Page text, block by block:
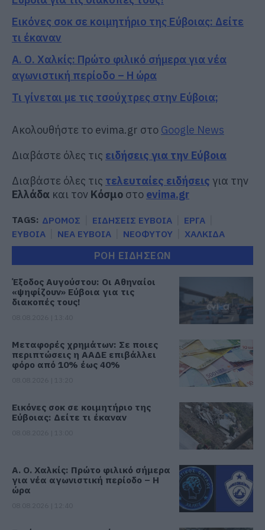
Εικόνες σοκ σε κοιμητήριο της Εύβοιας: Δείτε
τι έκαναν
Α. Ο. Χαλκίς: Πρώτο φιλικό σήμερα για νέα
αγωνιστική περίοδο – Η ώρα
Τι γίνεται με τις τσούχτρες στην Εύβοια;
Ακολουθήστε το evima.gr στο Google News
Διαβάστε όλες τις ειδήσεις για την Εύβοια
Διαβάστε όλες τις τελευταίες ειδήσεις για την
Ελλάδα και τον Κόσμο στο evima.gr
TAGS: ΔΡΟΜΟΣ ΕΙΔΗΣΕΙΣ ΕΥΒΟΙΑ
ΕΡΓΑ
ΕΥΒΟΙΑ
ΝΕΑ ΕΥΒΟΙΑ ΝΕΟΦΥΤΟΥ ΧΑΛΚΙΔΑ
ΡΟΗ ΕΙΔΗΣΕΩΝ
Έξοδος Αυγούστου: Οι Αθηναίοι
«ψηφίζουν» Εύβοια για τις
διακοπές τους!
Μεταφορές χρημάτων: Σε ποιες
περιπτώσεις η ΑΑΔΕ επιβάλλει
φόρο από 10% έως 40%
Εικόνες σοκ σε κοιμητήριο της
Εύβοιας: Δείτε τι έκαναν
Α. Ο. Χαλκίς: Πρώτο φιλικό σήμερα
για νέα αγωνιστική περίοδο – Η
ώρα